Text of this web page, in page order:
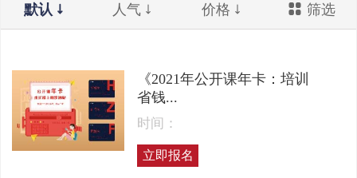
默认 人气 价格 筛选
《2021年公开课年卡：培训
省钱...
时间：
立即报名